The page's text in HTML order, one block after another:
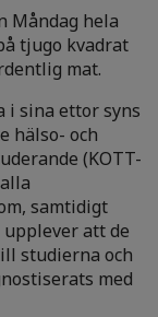
Måndag hela
tjugo kvadrat
mat.
i sina ettor syns
hälso- och
(KOTT-
samtidigt
att de
studierna och
med